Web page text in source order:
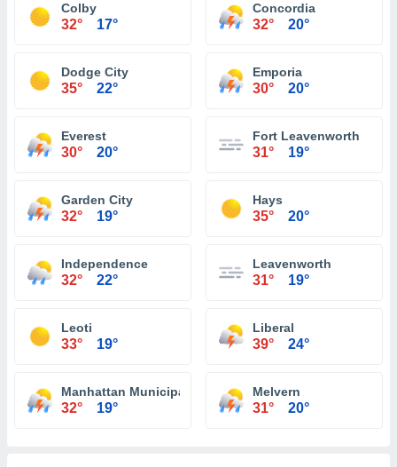
Colby
32° 17°
Concordia
32° 20°
Dodge City
35° 22°
Emporia
30° 20°
Everest
30° 20°
Fort Leavenworth
31° 19°
Garden City
32° 19°
Hays
35° 20°
Independence
32° 22°
Leavenworth
31° 19°
Leoti
33° 19°
Liberal
39° 24°
Manhattan Municipal Airport Manhattan
32° 19°
Melvern
31° 20°